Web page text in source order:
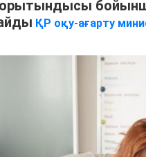
ҚР оқу-ағарту